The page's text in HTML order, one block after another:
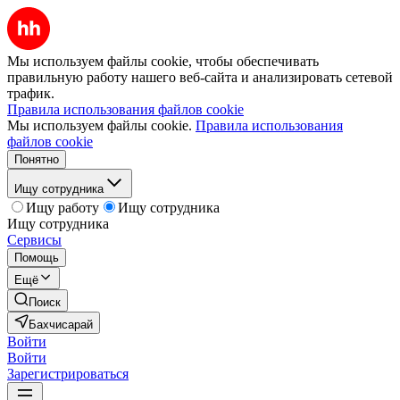
Мы используем файлы cookie, чтобы обеспечивать
правильную работу нашего веб-сайта и анализировать сетевой
трафик.
Правила использования файлов cookie
Мы используем файлы cookie. Правила использования
файлов cookie
Понятно
Ищу сотрудника
Ищу работу
Ищу сотрудника
Ищу сотрудника
Сервисы
Помощь
Ещё
Поиск
Бахчисарай
Войти
Войти
Зарегистрироваться